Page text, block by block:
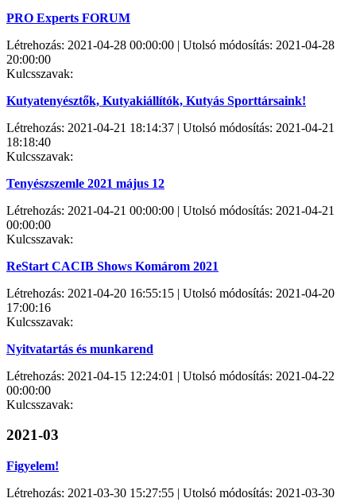
PRO Experts FORUM
Létrehozás: 2021-04-28 00:00:00 | Utolsó módosítás: 2021-04-28
20:00:00
Kulcsszavak:
Kutyatenyésztők, Kutyakiállítók, Kutyás Sporttársaink!
Létrehozás: 2021-04-21 18:14:37 | Utolsó módosítás: 2021-04-21
18:18:40
Kulcsszavak:
Tenyészszemle 2021 május 12
Létrehozás: 2021-04-21 00:00:00 | Utolsó módosítás: 2021-04-21
00:00:00
Kulcsszavak:
ReStart CACIB Shows Komárom 2021
Létrehozás: 2021-04-20 16:55:15 | Utolsó módosítás: 2021-04-20
17:00:16
Kulcsszavak:
Nyitvatartás és munkarend
Létrehozás: 2021-04-15 12:24:01 | Utolsó módosítás: 2021-04-22
00:00:00
Kulcsszavak:
2021-03
Figyelem!
Létrehozás: 2021-03-30 15:27:55 | Utolsó módosítás: 2021-03-30